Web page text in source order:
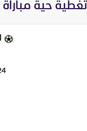
تغطية حية مباراة
24